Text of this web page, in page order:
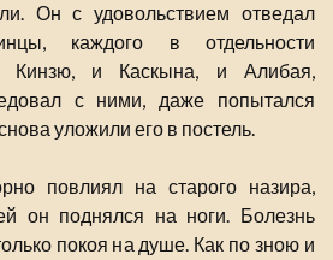
Он с удовольствием отведал
каждого в отдельности
Кинзю, и Каскына, и Алибая,
с ними, даже попытался
уложили его в постель.
повлиял на старого назира,
он поднялся на ноги. Болезнь
покоя на душе. Как по зною и